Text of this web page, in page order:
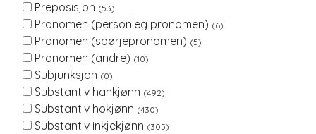
Preposisjon (53)
Pronomen (personleg pronomen) (6)
Pronomen (spørjepronomen) (5)
Pronomen (andre) (10)
Subjunksjon (0)
Substantiv hankjønn (492)
Substantiv hokjønn (430)
Substantiv inkjekjønn (305)